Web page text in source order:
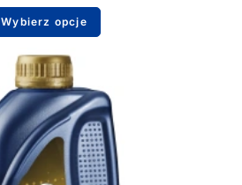
Wybierz opcje